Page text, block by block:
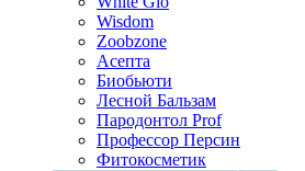
Wisdom
Zoobzone
Асепта
Биобьюти
Лесной Бальзам
Пародонтол Prof
Профессор Персин
Фитокосметик